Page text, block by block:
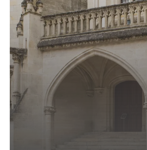
16 juin 2026